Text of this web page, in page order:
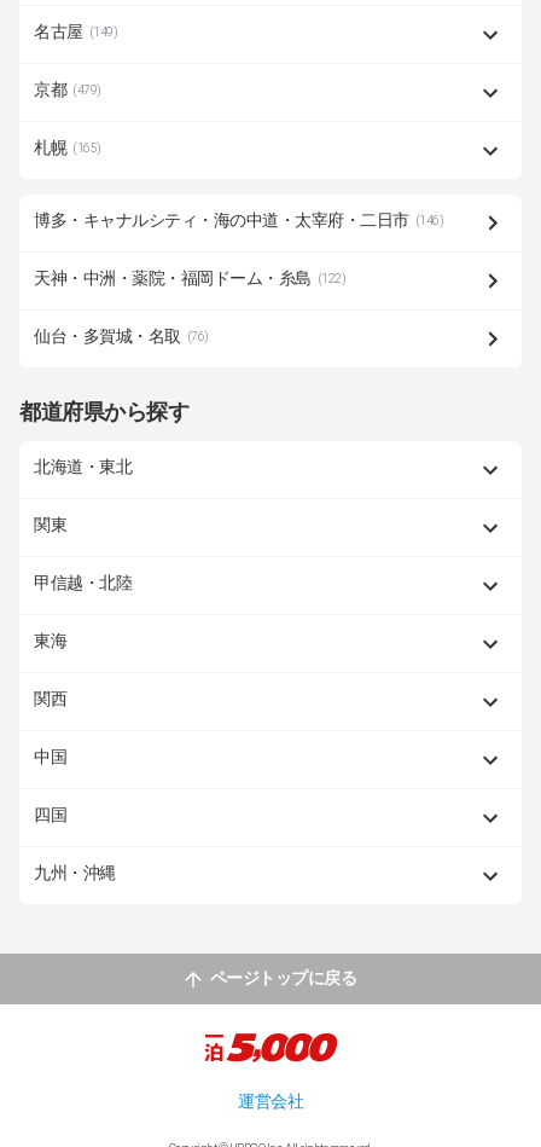
名古屋 (149)
京都 (479)
札幌 (165)
博多・キャナルシティ・海の中道・太宰府・二日市 (146)
天神・中洲・薬院・福岡ドーム・糸島 (122)
仙台・多賀城・名取 (76)
都道府県から探す
北海道・東北
関東
甲信越・北陸
東海
関西
中国
四国
九州・沖縄
ページトップに戻る
運営会社